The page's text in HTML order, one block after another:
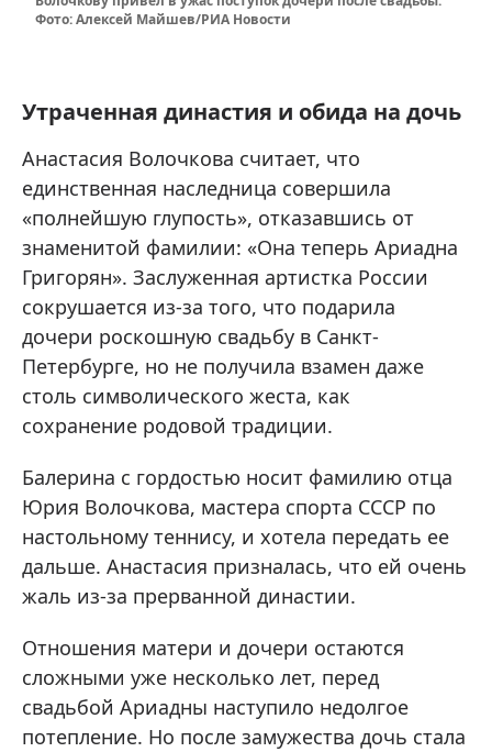
Фото: Алексей Майшев/РИА Новости
Утраченная династия и обида на дочь
Анастасия Волочкова считает, что
единственная наследница совершила
«полнейшую глупость», отказавшись от
знаменитой фамилии: «Она теперь Ариадна
Григорян». Заслуженная артистка России
сокрушается из-за того, что подарила
дочери роскошную свадьбу в Санкт-
Петербурге, но не получила взамен даже
столь символического жеста, как
сохранение родовой традиции.
Балерина с гордостью носит фамилию отца
Юрия Волочкова, мастера спорта СССР по
настольному теннису, и хотела передать ее
дальше. Анастасия призналась, что ей очень
жаль из-за прерванной династии.
Отношения матери и дочери остаются
сложными уже несколько лет, перед
свадьбой Ариадны наступило недолгое
потепление. Но после замужества дочь стала